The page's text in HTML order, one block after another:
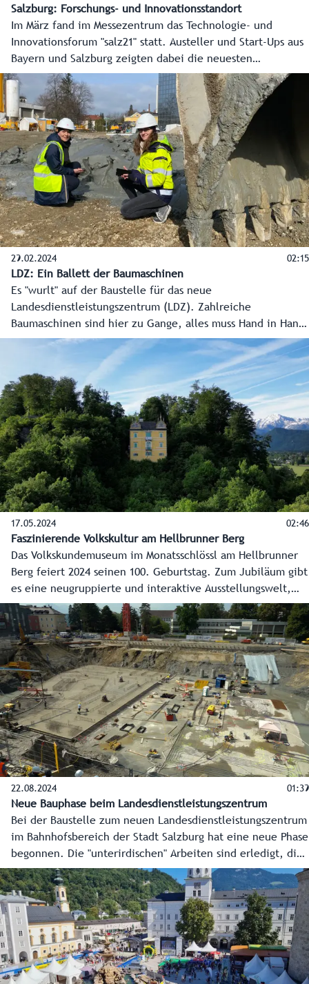
Salzburg: Forschungs- und Innovationsstandort
Im März fand im Messezentrum das Technologie- und
Innovationsforum "salz21" statt. Austeller und Start-Ups aus
Bayern und Salzburg zeigten dabei die neuesten
Entwicklungen in IT, KI und Digitalisierung.
29.02.2024 02:15
LDZ: Ein Ballett der Baumaschinen
Es "wurlt" auf der Baustelle für das neue
Landesdienstleistungszentrum (LDZ). Zahlreiche
Baumaschinen sind hier zu Gange, alles muss Hand in Hand
gehen, eine logistische Meisterleistung. Übrigens wird das
modernste Verwaltungsgebäude Österreichs auf zahlreichen
Pfählen stehen, ein bisschen wie in Venedig.
17.05.2024 02:46
Faszinierende Volkskultur am Hellbrunner Berg
Das Volkskundemuseum im Monatsschlössl am Hellbrunner
Berg feiert 2024 seinen 100. Geburtstag. Zum Jubiläum gibt
es eine neugruppierte und interaktive Ausstellungswelt,
eine Sonderschau zum Thema Wasser und eine Kooperation
mit der Universität Mozarteum.
22.08.2024 01:39
Neue Bauphase beim Landesdienstleistungszentrum
Bei der Baustelle zum neuen Landesdienstleistungszentrum
im Bahnhofsbereich der Stadt Salzburg hat eine neue Phase
begonnen. Die "unterirdischen" Arbeiten sind erledigt, die
Bodenplatte wird nun betoniert, und die neue, moderne
Landesverwaltung kann in die Höhe wachsen. Das neue
Landesdienstleistungszentrum soll im Herbst 2026 fertig
sein, ein großes und einladendes Bürgerservice sowie rund
1.300 Arbeitsplätze für die Mitarbeiterinnen und
Mitarbeiter der Landesverwaltung entstehen.